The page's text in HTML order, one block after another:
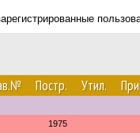
Постр. Утил.
1975